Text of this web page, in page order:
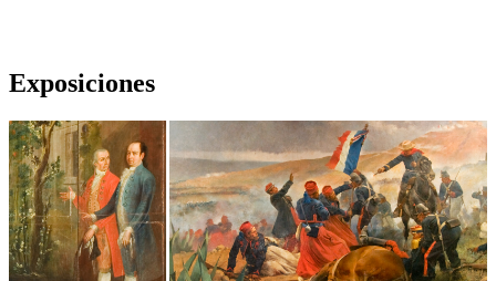
Exposiciones